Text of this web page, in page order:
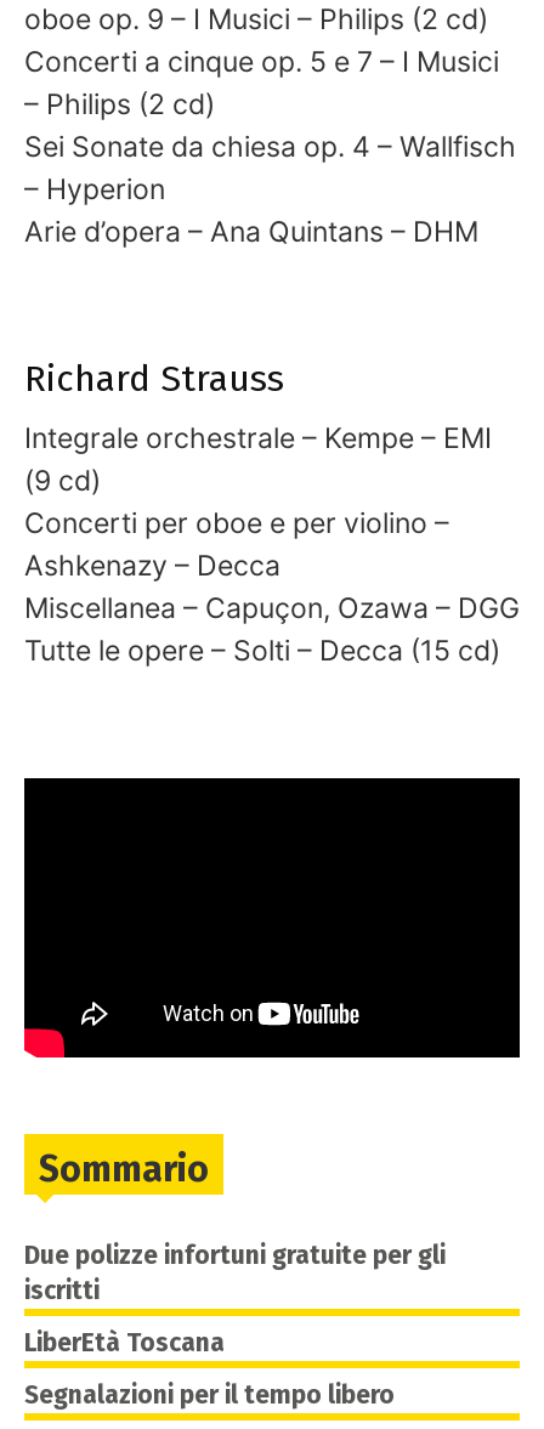
oboe op. 9 – I Musici – Philips (2 cd)
Concerti a cinque op. 5 e 7 – I Musici
– Philips (2 cd)
Sei Sonate da chiesa op. 4 – Wallfisch
– Hyperion
Arie d’opera – Ana Quintans – DHM
Richard Strauss
Integrale orchestrale – Kempe – EMI
(9 cd)
Concerti per oboe e per violino –
Ashkenazy – Decca
Miscellanea – Capuçon, Ozawa – DGG
Tutte le opere – Solti – Decca (15 cd)
Sommario
Due polizze infortuni gratuite per gli
iscritti
LiberEtà Toscana
Segnalazioni per il tempo libero